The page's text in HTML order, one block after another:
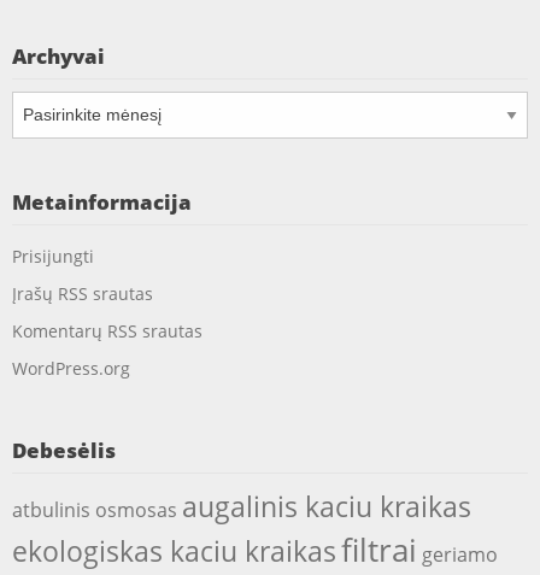
Archyvai
Archyvai
Metainformacija
Prisijungti
Įrašų RSS srautas
Komentarų RSS srautas
WordPress.org
Debesėlis
atbulinis osmosas augalinis kaciu kraikas
ekologiskas kaciu kraikasfiltrai geriamo